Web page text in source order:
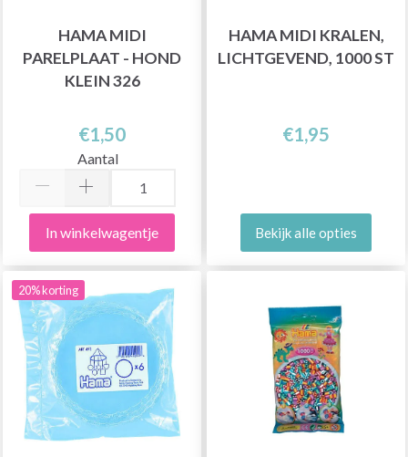
HAMA MIDI
PARELPLAAT - HOND
KLEIN 326
€1,50
Aantal
In winkelwagentje
HAMA MIDI KRALEN,
LICHTGEVEND, 1000 ST
€1,95
Bekijk alle opties
20% korting